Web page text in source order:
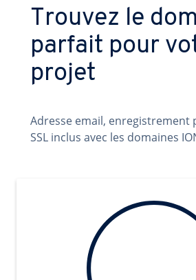
Trouvez le
parfait pour
projet
Adresse email, enregistrement
SSL inclus avec les domaines